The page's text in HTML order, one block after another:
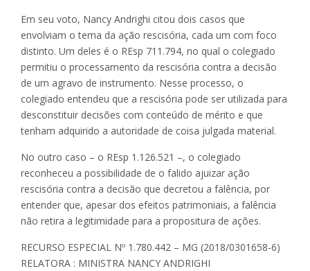
Em seu voto, Nancy Andrighi citou dois casos que
envolviam o tema da ação rescisória, cada um com foco
distinto. Um deles é o REsp 711.794, no qual o colegiado
permitiu o processamento da rescisória contra a decisão
de um agravo de instrumento. Nesse processo, o
colegiado entendeu que a rescisória pode ser utilizada para
desconstituir decisões com conteúdo de mérito e que
tenham adquirido a autoridade de coisa julgada material.
No outro caso – o REsp 1.126.521 –, o colegiado
reconheceu a possibilidade de o falido ajuizar ação
rescisória contra a decisão que decretou a falência, por
entender que, apesar dos efeitos patrimoniais, a falência
não retira a legitimidade para a propositura de ações.
RECURSO ESPECIAL Nº 1.780.442 – MG (2018/0301658-6)
RELATORA : MINISTRA NANCY ANDRIGHI